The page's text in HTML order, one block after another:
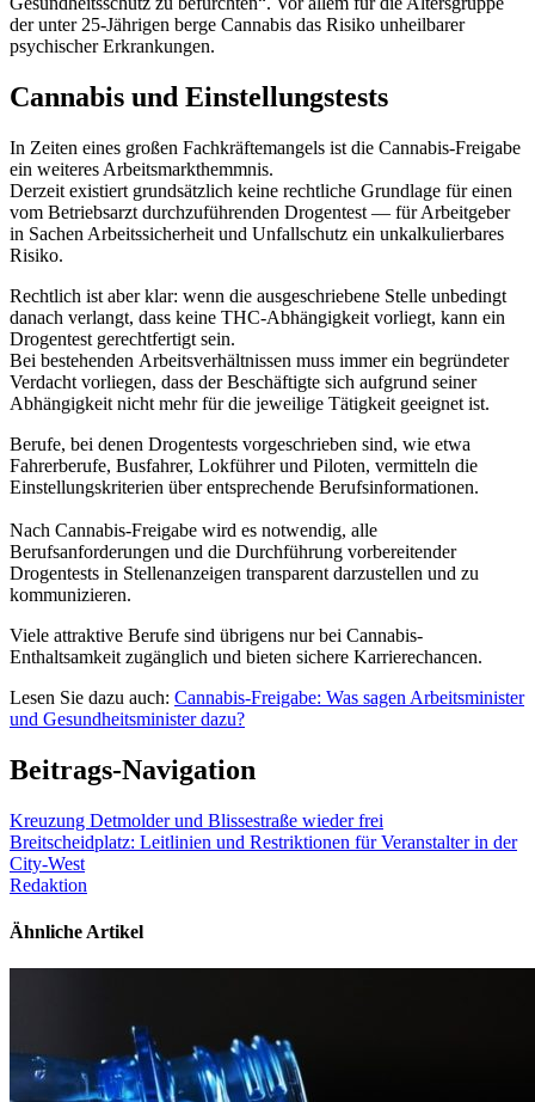
der unter 25-Jährigen berge Cannabis das Risiko unheilbarer
psychischer Erkrankungen.
Cannabis und Einstellungstests
In Zeiten eines großen Fachkräftemangels ist die Cannabis-Freigabe
ein weiteres Arbeitsmarkthemmnis.
Derzeit existiert grundsätzlich keine rechtliche Grundlage für einen
vom Betriebsarzt durchzuführenden Drogentest — für Arbeitgeber
in Sachen Arbeitssicherheit und Unfallschutz ein unkalkulierbares
Risiko.
Rechtlich ist aber klar: wenn die ausgeschriebene Stelle unbedingt
danach verlangt, dass keine THC-Abhängigkeit vorliegt, kann ein
Drogentest gerechtfertigt sein.
Bei bestehenden Arbeitsverhältnissen muss immer ein begründeter
Verdacht vorliegen, dass der Beschäftigte sich aufgrund seiner
Abhängigkeit nicht mehr für die jeweilige Tätigkeit geeignet ist.
Berufe, bei denen Drogentests vorgeschrieben sind, wie etwa
Fahrerberufe, Busfahrer, Lokführer und Piloten, vermitteln die
Einstellungskriterien über entsprechende Berufsinformationen.
Nach Cannabis-Freigabe wird es notwendig, alle
Berufsanforderungen und die Durchführung vorbereitender
Drogentests in Stellenanzeigen transparent darzustellen und zu
kommunizieren.
Viele attraktive Berufe sind übrigens nur bei Cannabis-
Enthaltsamkeit zugänglich und bieten sichere Karrierechancen.
Lesen Sie dazu auch: Cannabis-Freigabe: Was sagen Arbeitsminister
und Gesundheitsminister dazu?
Beitrags-Navigation
Kreuzung Detmolder und Blissestraße wieder frei
Breitscheidplatz: Leitlinien und Restriktionen für Veranstalter in der
City-West
Redaktion
Ähnliche Artikel